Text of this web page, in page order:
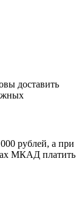
доставить
рублей, а при
МКАД платить